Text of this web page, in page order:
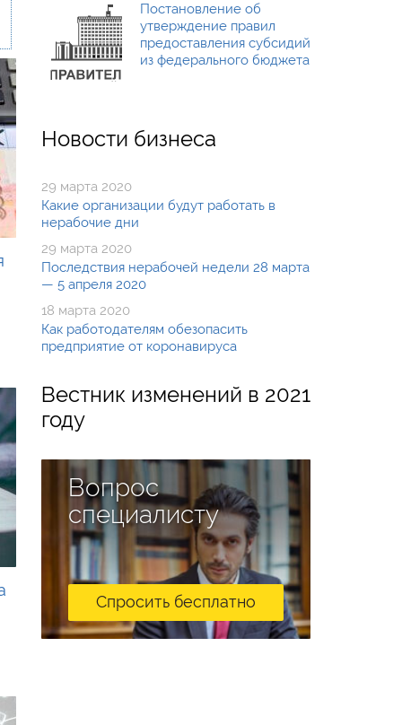
Постановление об
утверждение правил
предоставления субсидий
из федерального бюджета
Новости бизнеса
29 марта 2020
Какие организации будут работать в
нерабочие дни
29 марта 2020
Последствия нерабочей недели 28 марта
— 5 апреля 2020
18 марта 2020
Как работодателям обезопасить
предприятие от коронавируса
Вестник изменений в 2021
году
Вопрос
специалисту
Спросить бесплатно